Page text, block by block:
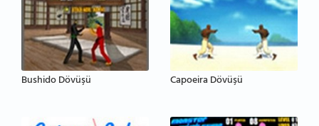
Bushido Dövüşü Capoeira Dövüşü